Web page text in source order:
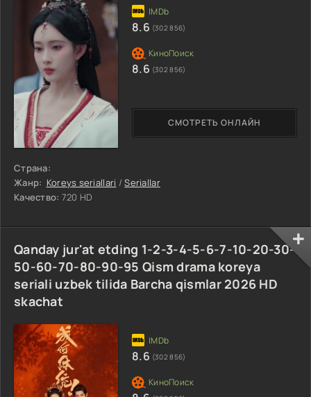
Страна:
Жанр: Koreys seriallari /Seriallar
Качество: 720 HD
СМОТРЕТЬ ОНЛАЙН
8.6 (302 856)
8.6 (302 856)
Qanday jur'at etding 1-2-3-4-5-6-7-10-20-30-
50-60-70-80-90-95 Qism drama koreya
seriali uzbek tilida Barcha qismlar 2026 HD
skachat
8.6 (302 856)